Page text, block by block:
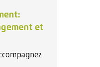
et